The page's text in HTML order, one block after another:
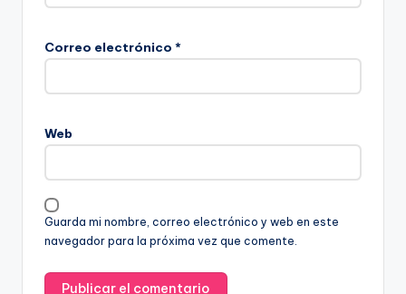
Correo electrónico *
Web
Guarda mi nombre, correo electrónico y web en este
navegador para la próxima vez que comente.